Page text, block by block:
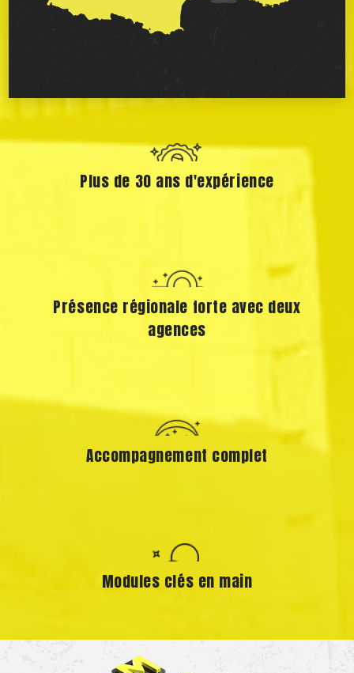
Plus de 30 ans d'expérience
Présence régionale forte avec deux
agences
Accompagnement complet
Modules clés en main